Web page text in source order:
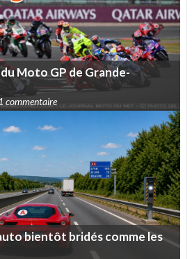
duMotoGPdeGrande-
1 commentaire
bientôt bridéscommeles